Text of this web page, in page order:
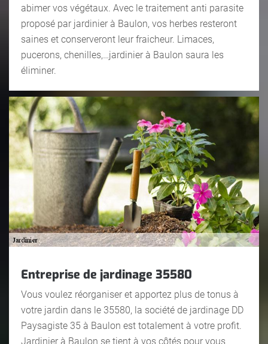
abimer vos végétaux. Avec le traitement anti parasite
proposé par jardinier à Baulon, vos herbes resteront
saines et conserveront leur fraicheur. Limaces,
pucerons, chenilles,…jardinier à Baulon saura les
éliminer.
Entreprise de jardinage 35580
Vous voulez réorganiser et apportez plus de tonus à
votre jardin dans le 35580, la société de jardinage DD
Paysagiste 35 à Baulon est totalement à votre profit.
Jardinier à Baulon se tient à vos côtés pour vous